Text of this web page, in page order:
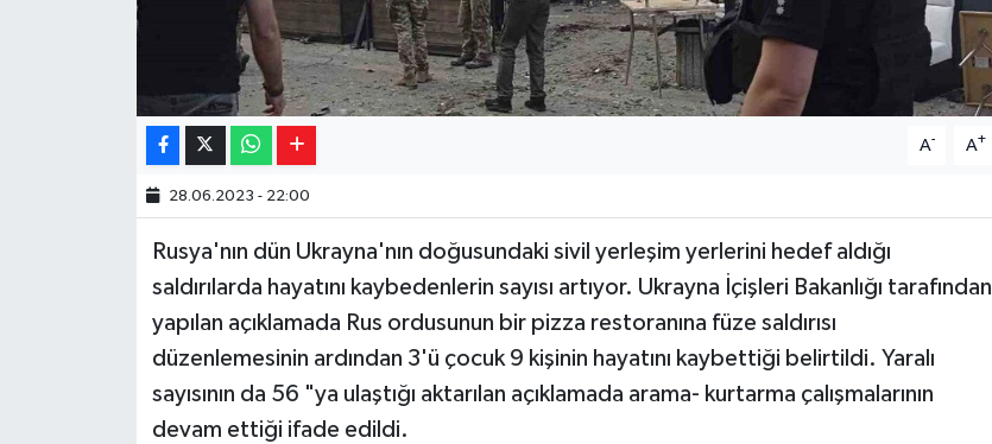
A- A+
28.06.2023 - 22:00
Rusya'nın dün Ukrayna'nın doğusundaki sivil yerleşim yerlerini hedef aldığı
saldırılarda hayatını kaybedenlerin sayısı artıyor. Ukrayna İçişleri Bakanlığı tarafından
yapılan açıklamada Rus ordusunun bir pizza restoranına füze saldırısı
düzenlemesinin ardından 3'ü çocuk 9 kişinin hayatını kaybettiği belirtildi. Yaralı
sayısının da 56 "ya ulaştığı aktarılan açıklamada arama- kurtarma çalışmalarının
devam ettiği ifade edildi.